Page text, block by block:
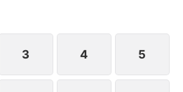
3 4 5